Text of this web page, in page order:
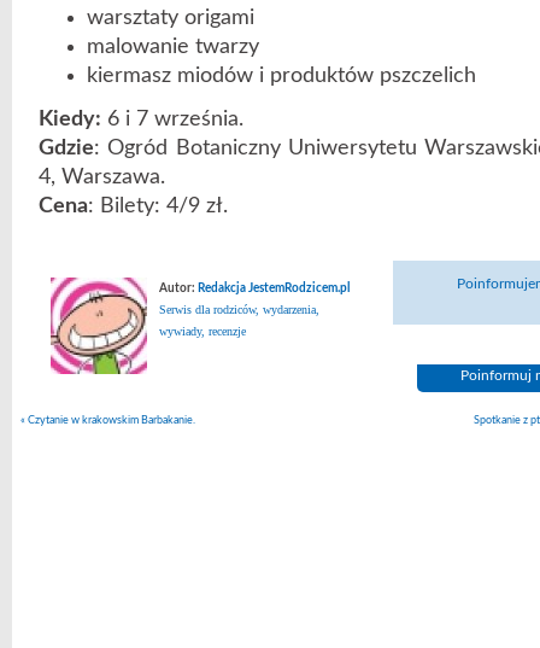
warsztaty origami
malowanie twarzy
kiermasz miodów i produktów pszczelich
Kiedy: 6 i 7 września.
Gdzie: Ogród Botaniczny Uniwersytetu
4, Warszawa.
Cena: Bilety: 4/9 zł.
Autor: Redakcja JestemRodzicem.pl
Serwis dla rodziców, wydarzenia,
wywiady, recenzje
Poinformuj
« Czytanie w krakowskim Barbakanie. Spotkanie z